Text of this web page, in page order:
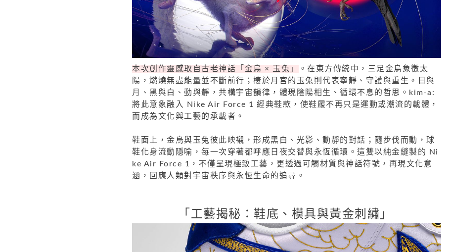
本次創作靈感取自古老神話「金烏 × 玉兔」
。在東方傳統中，三足金烏象徵太
陽，燃燒無盡能量並不斷前行；棲於月宮的玉兔則代表寧靜、守護與重生。日與
月、黑與白、動與靜，共構宇宙韻律，體現陰陽相生、循環不息的哲思。kim-a:
將此意象融入 Nike Air Force 1 經典鞋款，使鞋履不再只是運動或潮流的載體，
而成為文化與工藝的承載者。
鞋面上，金烏與玉兔彼此映襯，形成黑白、光影、動靜的對話；隨步伐而動，球
鞋化身流動隱喻，每一次穿著都呼應日夜交替與永恆循環。這雙以純金縫製的 Ni
ke Air Force 1，不僅呈現極致工藝，更透過可觸材質與神話符號，再現文化意
涵，回應人類對宇宙秩序與永恆生命的追尋。
「工藝揭秘：鞋底、模具與黃金刺繡」